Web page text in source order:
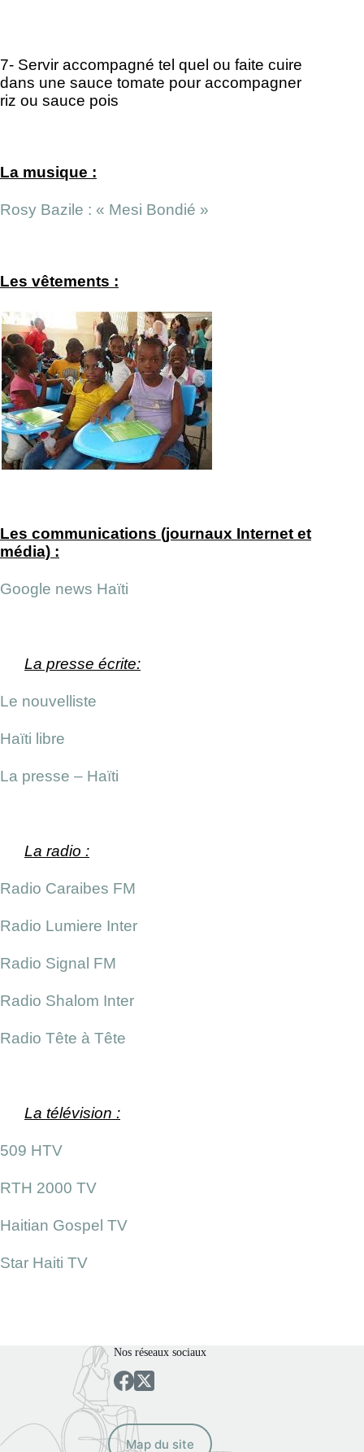
7- Servir accompagné tel quel ou faite cuire
dans une sauce tomate pour accompagner
riz ou sauce pois
La musique :
Rosy Bazile : « Mesi Bondié »
Les vêtements :
Les communications (journaux Internet et
média) :
Google news Haïti
La presse écrite:
Le nouvelliste
Haïti libre
La presse – Haïti
La radio :
Radio Caraibes FM
Radio Lumiere Inter
Radio Signal FM
Radio Shalom Inter
Radio Tête à Tête
La télévision :
509 HTV
RTH 2000 TV
Haitian Gospel TV
Star Haiti TV
Nos réseaux sociaux
Map du site